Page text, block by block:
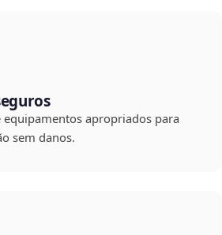
equipamentos apropriados para
sem danos.